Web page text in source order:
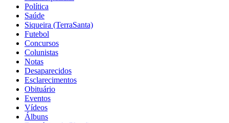
Política
Saúde
Siqueira (TerraSanta)
Futebol
Concursos
Colunistas
Notas
Desaparecidos
Esclarecimentos
Obituário
Eventos
Vídeos
Álbuns